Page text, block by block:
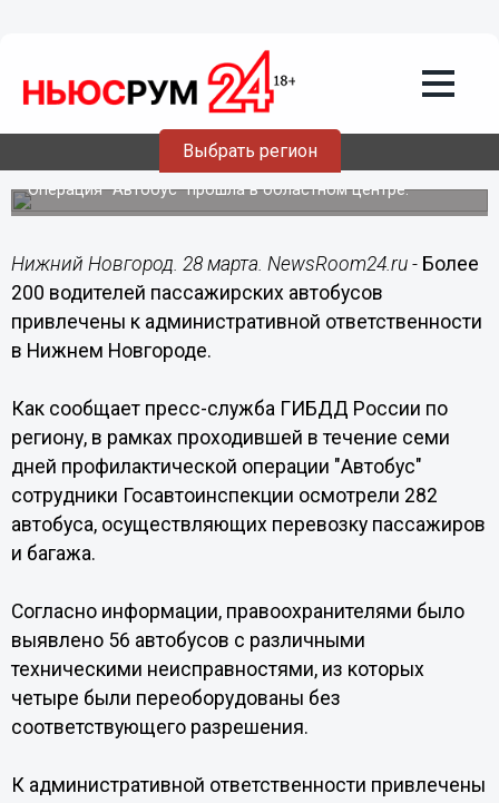
Выбрать регион
Более 200 водителей пассажирских
автобусов привлечены к
административной ответственности в
Нижнем Новгороде
Операция "Автобус" прошла в областном центре.
Нижний Новгород. 28 марта. NewsRoom24.ru - Более
200 водителей пассажирских автобусов
привлечены к административной ответственности
в Нижнем Новгороде.
Как сообщает пресс-служба ГИБДД России по
региону, в рамках проходившей в течение семи
дней профилактической операции "Автобус"
сотрудники Госавтоинспекции осмотрели 282
автобуса, осуществляющих перевозку пассажиров
и багажа.
Согласно информации, правоохранителями было
выявлено 56 автобусов с различными
техническими неисправностями, из которых
четыре были переоборудованы без
соответствующего разрешения.
К административной ответственности привлечены